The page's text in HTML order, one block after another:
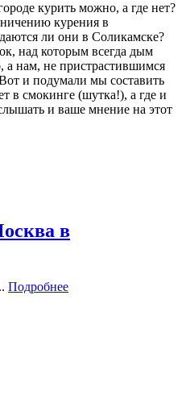
курить можно, а где нет?
курения в
ли они в Соликамске?
над которым всегда дым
нам, не пристрастившимся
и подумали мы составить
в смокинге (шутка!), а где и
и ваше мнение на этот
в
Подробнее